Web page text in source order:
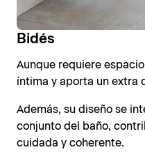
Bidés
Aunque requiere
íntima y aporta un extra
Además, su diseño se
conjunto del baño,
cuidada y coherente.